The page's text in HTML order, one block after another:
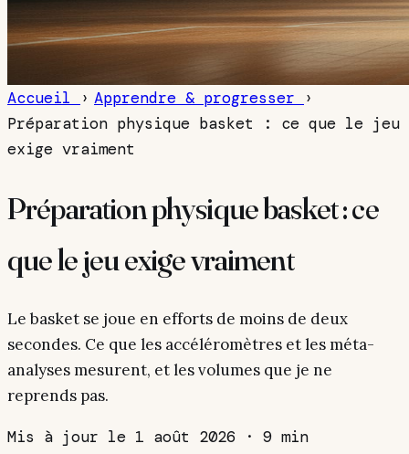
Accueil › Apprendre & progresser
›
Préparation physique basket : ce que le jeu
exige vraiment
Préparation physique basket : ce
que le jeu exige vraiment
Le basket se joue en efforts de moins de deux
secondes. Ce que les accéléromètres et les méta-
analyses mesurent, et les volumes que je ne
reprends pas.
Mis à jour le 1 août 2026 · 9 min